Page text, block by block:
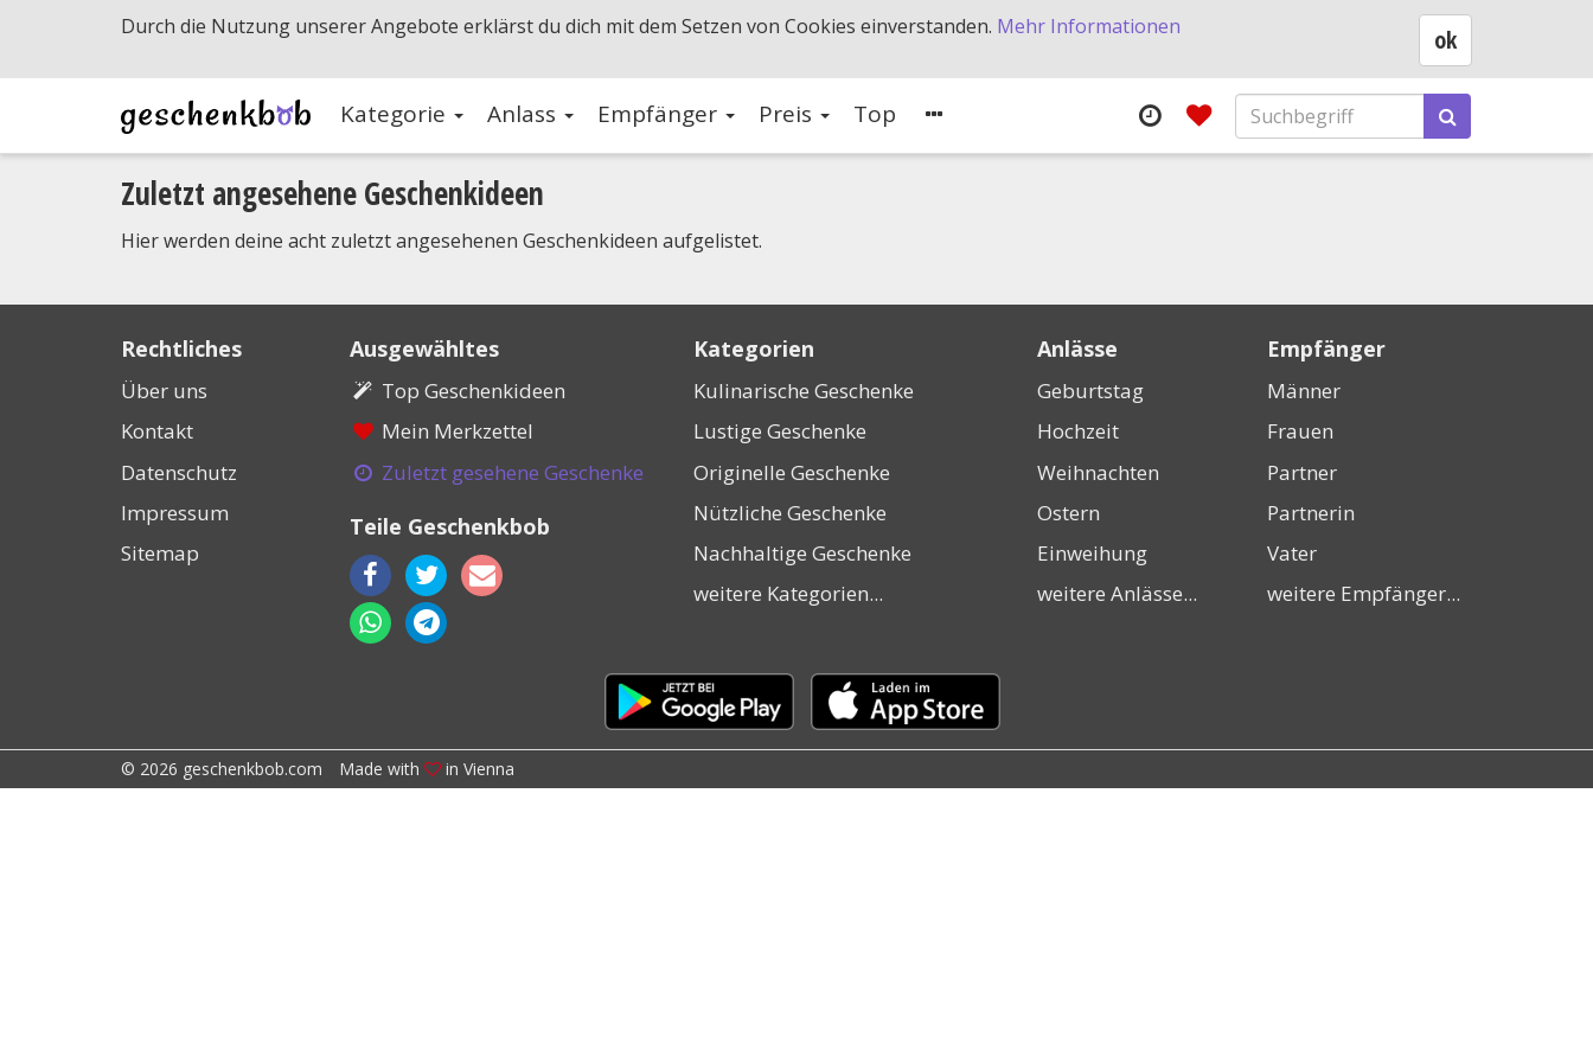
Kategorie Anlass Empfänger Preis Top
Zuletzt angesehene Geschenkideen
Hier werden deine acht zuletzt angesehenen Geschenkideen aufgelistet.
Rechtliches
Über uns
Kontakt
Datenschutz
Impressum
Sitemap
Ausgewähltes
Top Geschenkideen
Mein Merkzettel
Zuletzt gesehene Geschenke
Teile Geschenkbob
Kategorien
Kulinarische Geschenke
Lustige Geschenke
Originelle Geschenke
Nützliche Geschenke
Nachhaltige Geschenke
weitere Kategorien...
Anlässe
Geburtstag
Hochzeit
Weihnachten
Ostern
Einweihung
weitere Anlässe...
Empfänger
Männer
Frauen
Partner
Partnerin
Vater
weitere Empfänger...
Laden
im
Google
Laden
im
Apple
© 2026 geschenkbob.com Made with in Vienna
ok
Durch die Nutzung unserer Angebote erklärst du dich mit dem Setzen von Cookies einverstanden. Mehr Informationen